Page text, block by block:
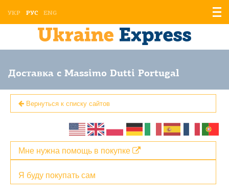
УКР РУС ENG
Доставка с Massimo Dutti Portugal
Вернуться к списку сайтов
Я буду покупать сам
Мне нужна помощь в покупке